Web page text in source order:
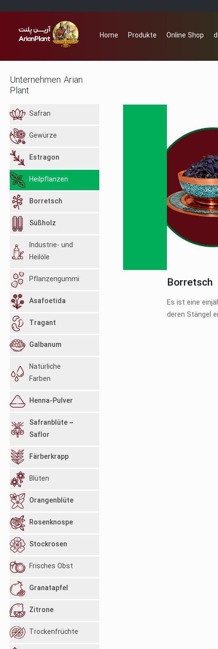
Home Produkte Online Shop
Borretsch
Es ist eine
deren Stängel
Unternehmen Arian
Plant
Safran
Gewürze
Estragon
Heilpflanzen
Borretsch
Süßholz
Industrie- und
Heilöle
Pflanzengummi
Asafoetida
Tragant
Galbanum
Natürliche
Farben
Henna-Pulver
Safranblüte –
Saflor
Färberkrapp
Blüten
Orangenblüte
Rosenknospe
Stockrosen
Frisches Obst
Granatapfel
Zitrone
Trockenfrüchte